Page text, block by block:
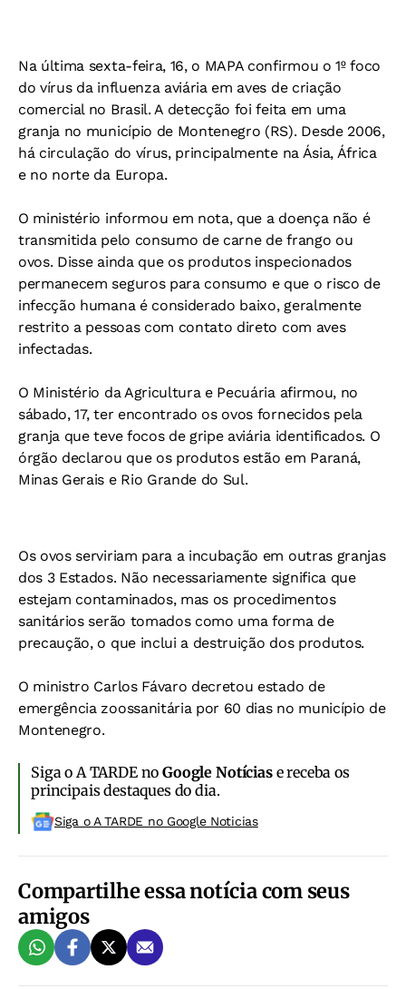
Na última sexta-feira, 16, o MAPA confirmou o 1º foco
do vírus da influenza aviária em aves de criação
comercial no Brasil. A detecção foi feita em uma
granja no município de Montenegro (RS). Desde 2006,
há circulação do vírus, principalmente na Ásia, África
e no norte da Europa.
O ministério informou em nota, que a doença não é
transmitida pelo consumo de carne de frango ou
ovos. Disse ainda que os produtos inspecionados
permanecem seguros para consumo e que o risco de
infecção humana é considerado baixo, geralmente
restrito a pessoas com contato direto com aves
infectadas.
O Ministério da Agricultura e Pecuária afirmou, no
sábado, 17, ter encontrado os ovos fornecidos pela
granja que teve focos de gripe aviária identificados. O
órgão declarou que os produtos estão em Paraná,
Minas Gerais e Rio Grande do Sul.
Os ovos serviriam para a incubação em outras granjas
dos 3 Estados. Não necessariamente significa que
estejam contaminados, mas os procedimentos
sanitários serão tomados como uma forma de
precaução, o que inclui a destruição dos produtos.
O ministro Carlos Fávaro decretou estado de
emergência zoossanitária por 60 dias no município de
Montenegro.
Siga o A TARDE noGoogle Notíciase receba os
principais destaques do dia.
Siga o A TARDE no Google Noticias
Compartilhe essa notícia com seus
amigos